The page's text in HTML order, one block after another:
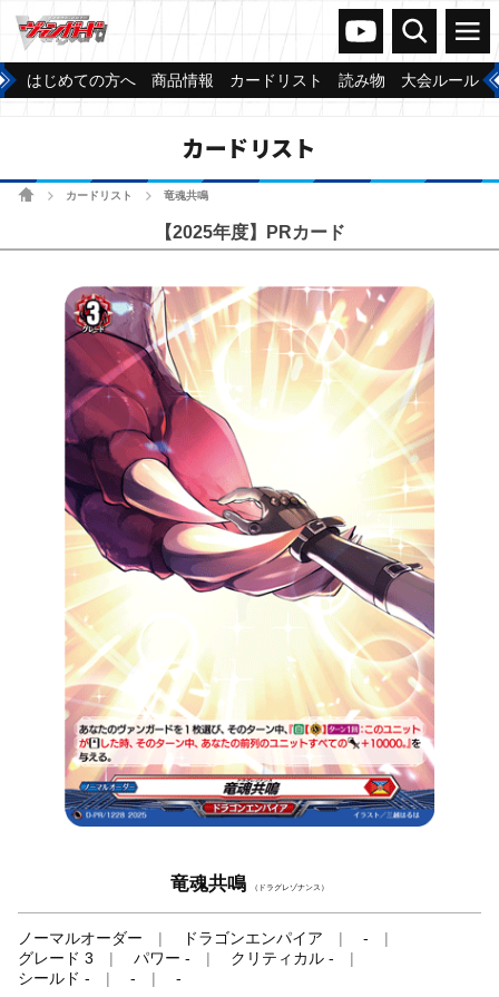
ヴァンガードch
検索 メニュー
はじめての方へ 商品情報 カードリスト 読み物 大会ルール
カードリスト
ホームカードリスト 竜魂共鳴
【2025年度】PRカード
竜魂共鳴 （ドラグレゾナンス）
ノーマルオーダー ドラゴンエンパイア
-
グレード 3
パワー -
クリティカル -
シールド -
- -